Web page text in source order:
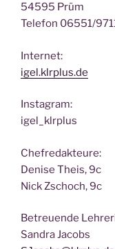
54595 Prüm
Tele­fon 06551/
Inter­net:
igel.klrplus.de
Insta­gram:
igel_klrplus
Chef­re­dak­teu­re:
Deni­se Theis, 9c
Nick Zscho­ch, 9c
Betreu­en­de
San­dra Jacobs